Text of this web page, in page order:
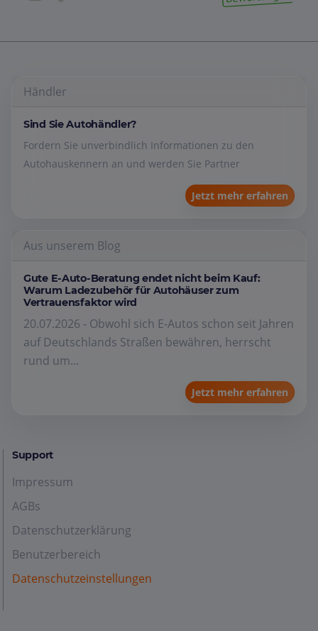
Händler
Sind Sie Autohändler?
Fordern Sie unverbindlich Informationen zu den
Autohauskennern an und werden Sie Partner
Jetzt mehr erfahren
Aus unserem Blog
Gute E-Auto-Beratung endet nicht beim Kauf:
Warum Ladezubehör für Autohäuser zum
Vertrauensfaktor wird
20.07.2026 - Obwohl sich E-Autos schon seit Jahren
auf Deutschlands Straßen bewähren, herrscht
rund um...
Jetzt mehr erfahren
Support
Impressum
AGBs
Datenschutzerklärung
Benutzerbereich
Datenschutzeinstellungen